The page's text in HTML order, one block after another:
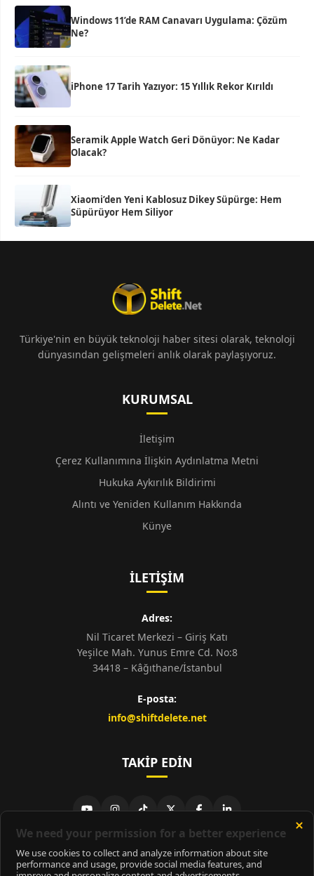
Windows 11’de RAM Canavarı Uygulama: Çözüm
Ne?
iPhone 17 Tarih Yazıyor: 15 Yıllık Rekor Kırıldı
Seramik Apple Watch Geri Dönüyor: Ne Kadar
Olacak?
Xiaomi’den Yeni Kablosuz Dikey Süpürge: Hem
Süpürüyor Hem Siliyor
Türkiye'nin en büyük teknoloji haber sitesi olarak, teknoloji
dünyasından gelişmeleri anlık olarak paylaşıyoruz.
KURUMSAL
İletişim
Çerez Kullanımına İlişkin Aydınlatma Metni
Hukuka Aykırılık Bildirimi
Alıntı ve Yeniden Kullanım Hakkında
Künye
İLETIŞIM
Adres:
Nil Ticaret Merkezi – Giriş Katı
Yeşilce Mah. Yunus Emre Cd. No:8
34418 – Kâğıthane/İstanbul
E-posta:
info@shiftdelete.net
TAKIP EDIN